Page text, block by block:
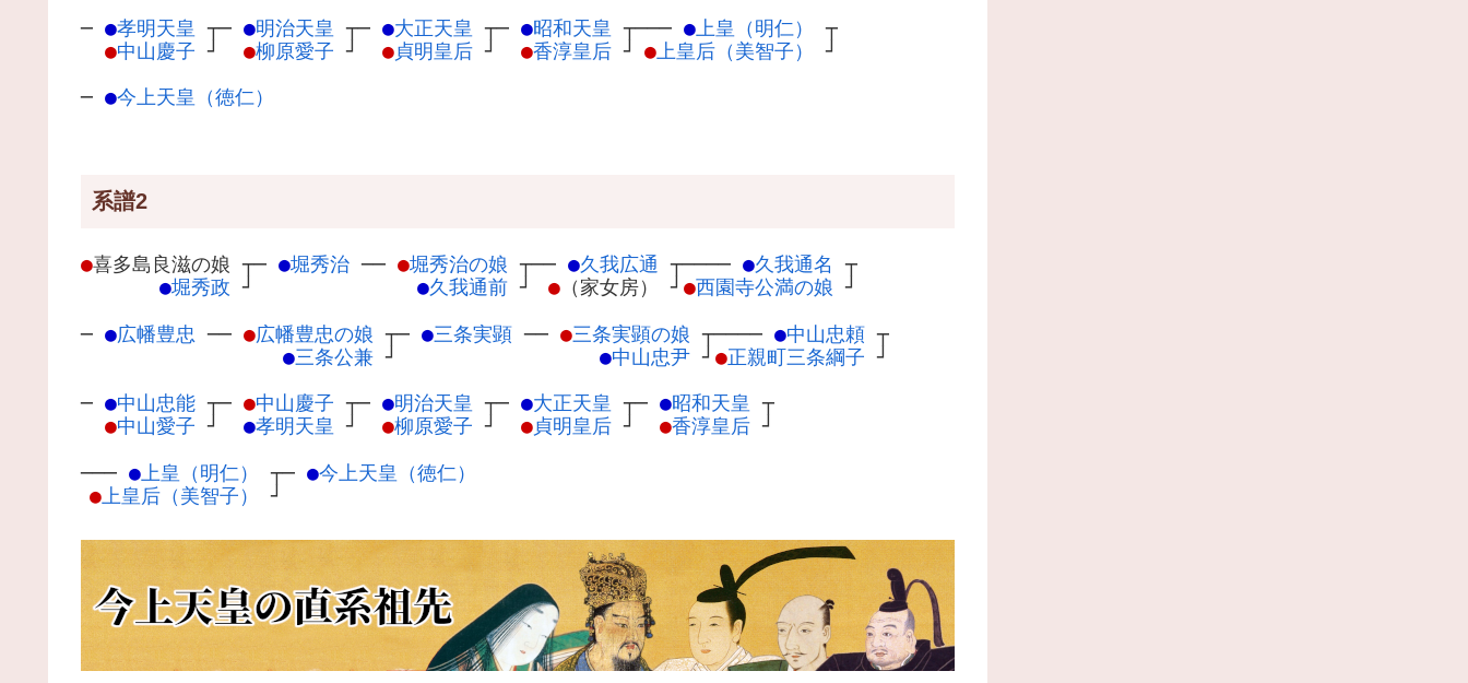
─ ●孝明天皇 ┬
●中山慶子 ┘
─ ●明治天皇 ┬
●柳原愛子 ┘
─ ●大正天皇 ┬
●貞明皇后 ┘
─ ●昭和天皇 ┬
●香淳皇后 ┘
─── ● 上皇（明仁）
┬
● 上皇后（美智子） ┘
─ ●今上天皇（徳仁）
系譜2
●喜多島良滋の娘 ┬
●堀秀政 ┘
─ ●堀秀治 ── ●堀秀治の娘 ┬
●久我通前 ┘
── ●久我広通 ┬
● （家女房） ┘
──── ●久我通名
┬
●西園寺公満の娘 ┘
─ ●広幡豊忠 ── ●広幡豊忠の娘 ┬
●三条公兼 ┘
─ ●三条実顕 ── ●三条実顕の娘 ┬
●中山忠尹 ┘
──── ●中山忠頼 ┬
●正親町三条綱子 ┘
─ ●中山忠能 ┬
●中山愛子 ┘
─ ●中山慶子 ┬
●孝明天皇 ┘
─ ●明治天皇 ┬
●柳原愛子 ┘
─ ●大正天皇 ┬
●貞明皇后 ┘
─ ●昭和天皇 ┬
●香淳皇后 ┘
─── ● 上皇（明仁）
┬
● 上皇后（美智子） ┘
─ ●今上天皇（徳仁）